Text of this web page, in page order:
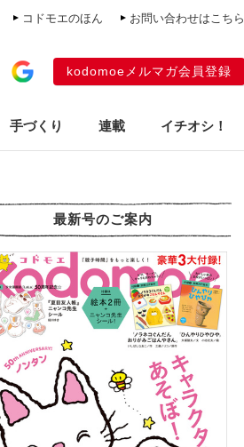
コドモエのほん お問い合わせはこちら
kodomoeメルマガ会員登録
手づくり 連載 イチオシ！
最新号のご案内